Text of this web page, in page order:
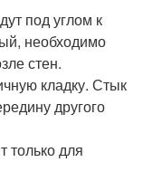
под углом к
необходимо
стен.
кладку. Стык
другого
только для